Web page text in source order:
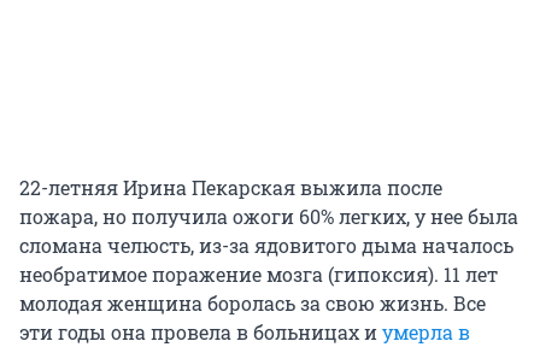
22-летняя Ирина Пекарская выжила после
пожара, но получила ожоги 60% легких, у нее была
сломана челюсть, из-за ядовитого дыма началось
необратимое поражение мозга (гипоксия). 11 лет
молодая женщина боролась за свою жизнь. Все
эти годы она провела в больницах иумерла в